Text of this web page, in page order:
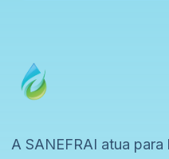
A SANEFRAI atua